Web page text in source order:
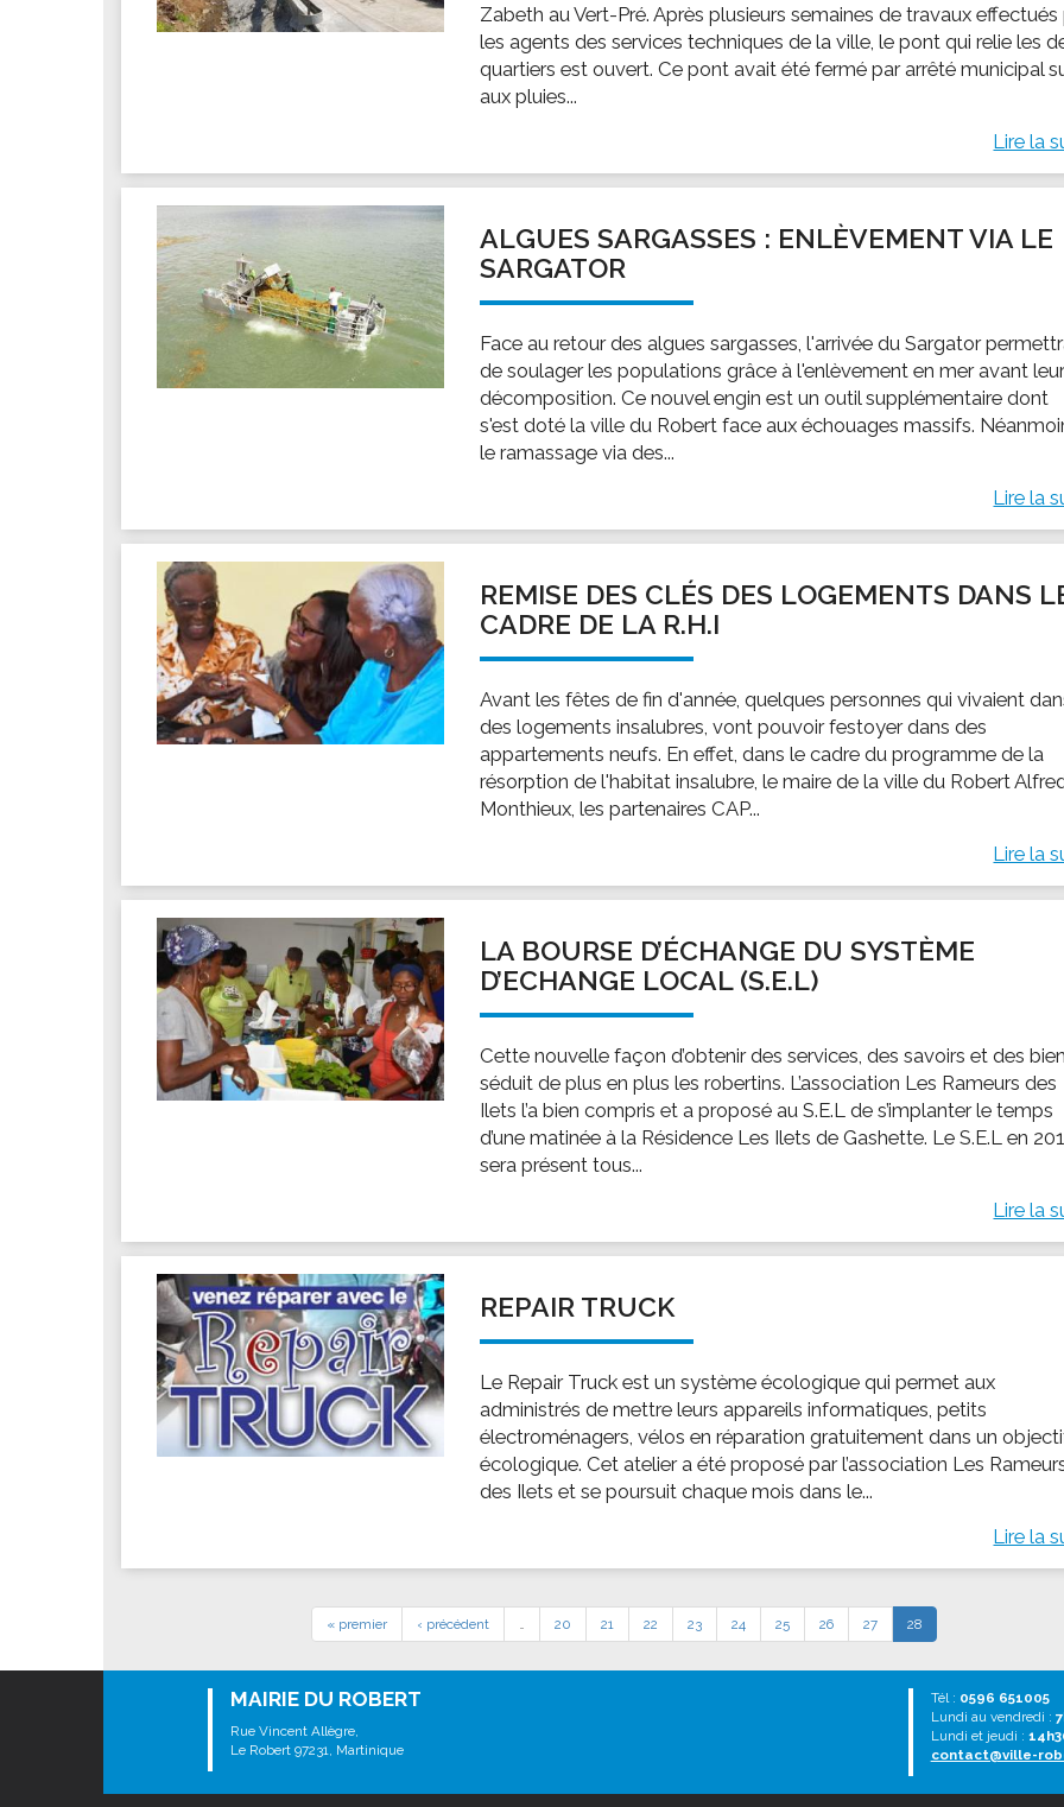
Zabeth au Vert-Pré. Après plusieurs semaines de travaux effectués
les agents des services techniques de la ville, le pont qui relie les
quartiers est ouvert. Ce pont avait été fermé par arrêté municipal
aux pluies...
Lire la
ALGUES SARGASSES : ENLÈVEMENT VIA LE
SARGATOR
Face au retour des algues sargasses, l'arrivée du Sargator
de soulager les populations grâce à l'enlèvement en mer avant
décomposition. Ce nouvel engin est un outil supplémentaire dont
s'est doté la ville du Robert face aux échouages massifs.
le ramassage via des...
Lire la
REMISE DES CLÉS DES LOGEMENTS DANS
CADRE DE LA R.H.I
Avant les fêtes de fin d'année, quelques personnes qui vivaient
des logements insalubres, vont pouvoir festoyer dans des
appartements neufs. En effet, dans le cadre du programme de la
résorption de l'habitat insalubre, le maire de la ville du Robert
Monthieux, les partenaires CAP...
Lire la
LA BOURSE D’ÉCHANGE DU SYSTÈME
D’ECHANGE LOCAL (S.E.L)
Cette nouvelle façon d’obtenir des services, des savoirs et des
séduit de plus en plus les robertins. L’association Les Rameurs des
Ilets l’a bien compris et a proposé au S.E.L de s’implanter le temps
d’une matinée à la Résidence Les Ilets de Gashette. Le S.E.L en
sera présent tous...
Lire la
REPAIR TRUCK
Le Repair Truck est un système écologique qui permet aux
administrés de mettre leurs appareils informatiques, petits
électroménagers, vélos en réparation gratuitement dans un
écologique. Cet atelier a été proposé par l’association Les
des Ilets et se poursuit chaque mois dans le...
Lire la
« premier ‹ précédent 20 21 22 23 24 25 26 27 28
MAIRIE DU ROBERT
Rue Vincent Allègre,
Le Robert 97231, Martinique
Tél : 0596 651005
Lundi au vendredi :
Lundi et jeudi :
contact@ville-